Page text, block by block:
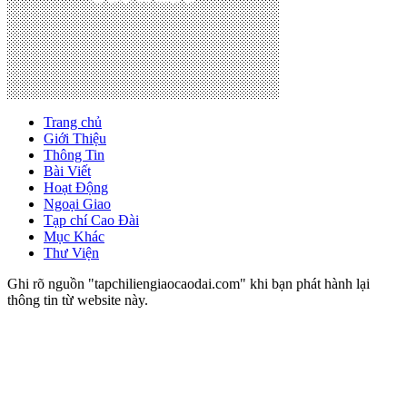
Trang chủ
Giới Thiệu
Thông Tin
Bài Viết
Hoạt Động
Ngoại Giao
Tạp chí Cao Đài
Mục Khác
Thư Viện
Ghi rõ nguồn "tapchiliengiaocaodai.com" khi bạn phát hành lại
thông tin từ website này.